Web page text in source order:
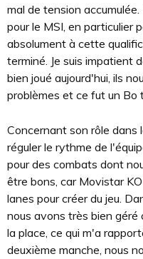
mal de tension
pour le MSI, en particulier
absolument à cette
terminé. Je suis impatient
bien joué aujourd'hui, ils
problèmes et ce fut un Bo
Concernant son rôle dans
réguler le rythme de
pour des combats dont
être bons, car Movistar
lanes pour créer du jeu.
nous avons très bien géré
la place, ce qui m'a
deuxième manche, nous